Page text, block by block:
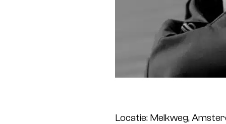
Locatie: Melkweg,